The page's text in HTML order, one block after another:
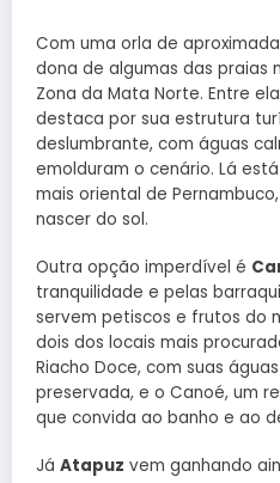
Com uma orla de
dona de algumas das praias
Zona da Mata Norte. Entre
destaca por sua estrutura
deslumbrante, com águas
emolduram o cenário. Lá
mais oriental de
nascer do sol.
Outra opção imperdível é
tranquilidade e pelas
servem petiscos e frutos do
dois dos locais mais
Riacho Doce, com suas
preservada, e o Canoé, um
que convida ao banho e ao
Já Atapuz vem ganhando